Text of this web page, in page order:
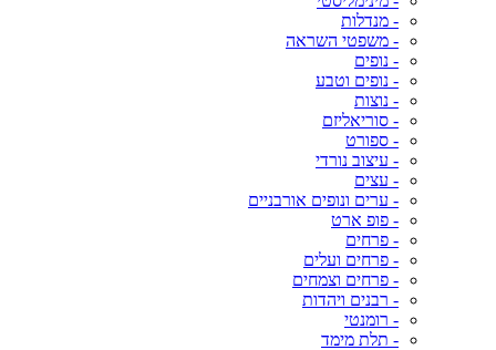
- מנדלות
- משפטי השראה
- נופים
- נופים וטבע
- נוצות
- סוריאליזם
- ספורט
- עיצוב נורדי
- עצים
- ערים ונופים אורבניים
- פופ ארט
- פרחים
- פרחים ועלים
- פרחים וצמחים
- רבנים ויהדות
- רומנטי
- תלת מימד